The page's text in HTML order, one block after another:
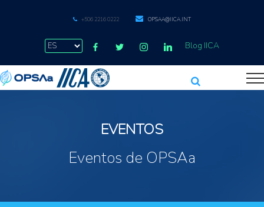
+506 2216 0222 OPSAA@IICA.INT
Blog IICA
EVENTOS
Eventos de OPSAa